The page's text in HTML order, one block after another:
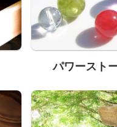
パワースト